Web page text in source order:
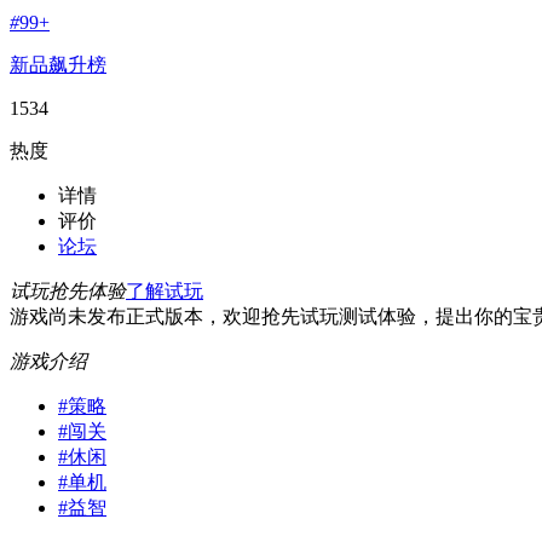
#99+
新品飙升榜
1534
热度
详情
评价
论坛
试玩抢先体验了解试玩
游戏尚未发布正式版本，欢迎抢先试玩测试体验，提出你的宝
游戏介绍
#策略
#闯关
#休闲
#单机
#益智